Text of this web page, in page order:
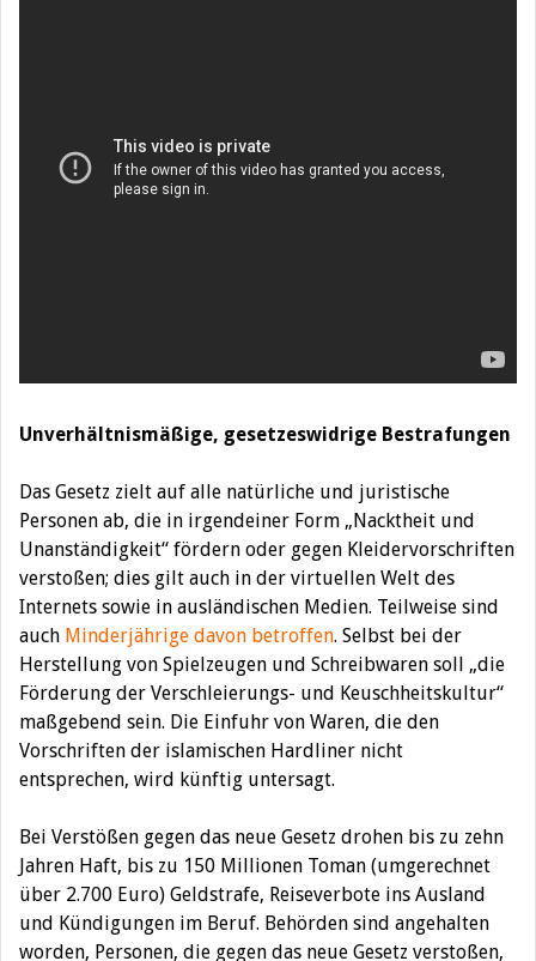
Unverhältnismäßige, gesetzeswidrige Bestrafungen
Das Gesetz zielt auf alle natürliche und juristische
Personen ab, die in irgendeiner Form „Nacktheit und
Unanständigkeit“ fördern oder gegen Kleidervorschriften
verstoßen; dies gilt auch in der virtuellen Welt des
Internets sowie in ausländischen Medien. Teilweise sind
auch Minderjährige davon betroffen. Selbst bei der
Herstellung von Spielzeugen und Schreibwaren soll „die
Förderung der Verschleierungs- und Keuschheitskultur“
maßgebend sein. Die Einfuhr von Waren, die den
Vorschriften der islamischen Hardliner nicht
entsprechen, wird künftig untersagt.
Bei Verstößen gegen das neue Gesetz drohen bis zu zehn
Jahren Haft, bis zu 150 Millionen Toman (umgerechnet
über 2.700 Euro) Geldstrafe, Reiseverbote ins Ausland
und Kündigungen im Beruf. Behörden sind angehalten
worden, Personen, die gegen das neue Gesetz verstoßen,